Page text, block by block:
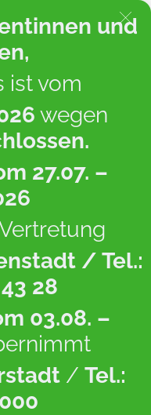
und
ist vom
wegen
27.07. –
/ Tel.:
28
03.08. –
/ Tel.: